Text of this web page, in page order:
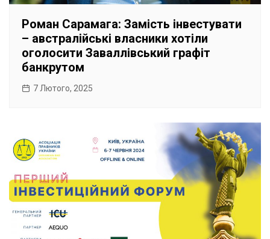
Роман Сарамага: Замість інвестувати
– австралійські власники хотіли
оголосити Заваллівський графіт
банкрутом
7 Лютого, 2025